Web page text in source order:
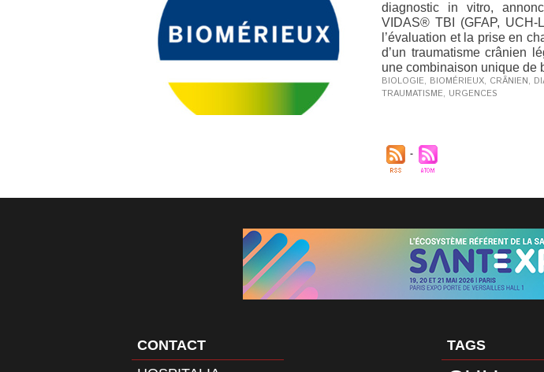
diagnostic in vitro,
VIDAS® TBI (GFAP,
l’évaluation et la prise en
d’un traumatisme crânien
une combinaison unique de
BIOLOGIE, BIOMÉRIEUX, CRÂNIEN,
TRAUMATISME, URGENCES
CONTACT
TAGS